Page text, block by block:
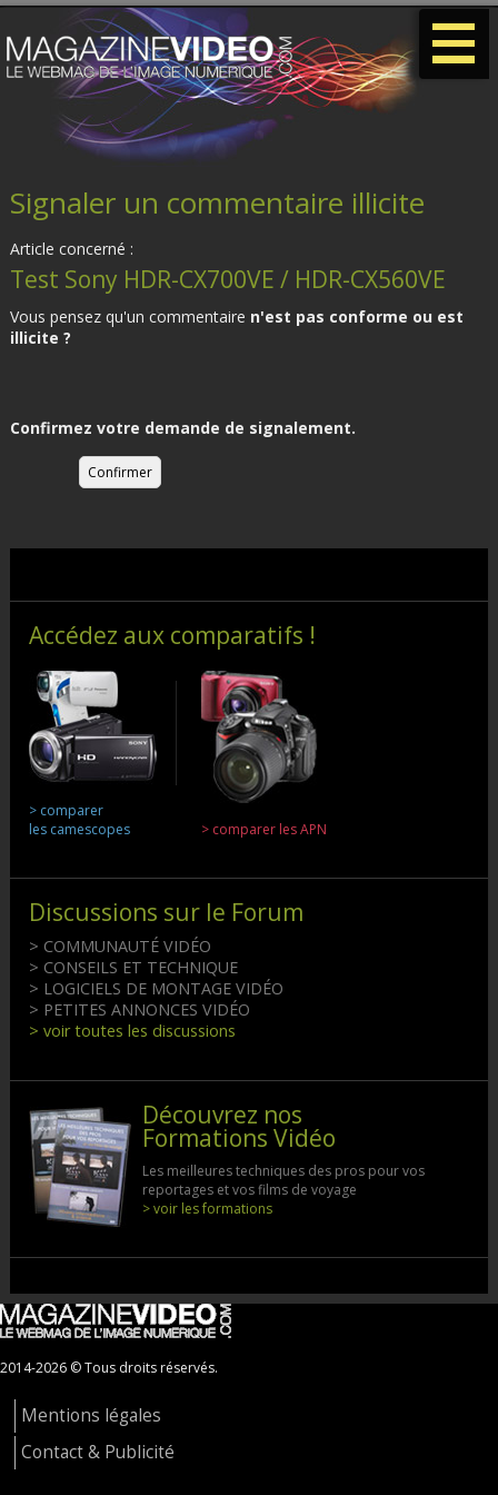
Signaler un commentaire illicite
Article concerné :
Test Sony HDR-CX700VE / HDR-CX560VE
Vous pensez qu'un commentaire n'est pas conforme ou est
illicite ?
Confirmez votre demande de signalement.
Accédez aux comparatifs !
> comparer
les camescopes
> comparer les APN
Discussions sur le Forum
> COMMUNAUTÉ VIDÉO
> CONSEILS ET TECHNIQUE
> LOGICIELS DE MONTAGE VIDÉO
> PETITES ANNONCES VIDÉO
> voir toutes les discussions
Découvrez nos
Formations Vidéo
Les meilleures techniques des pros pour vos
reportages et vos films de voyage
> voir les formations
2014-2026 © Tous droits réservés.
Mentions légales
Contact & Publicité
-
-
-